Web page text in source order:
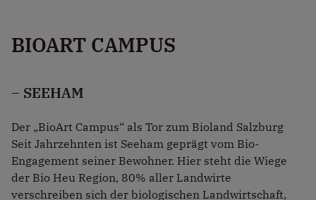
BIOART CAMPUS
– SEEHAM
Der „BioArt Campus“ als Tor zum Bioland Salzburg
Seit Jahrzehnten ist Seeham geprägt vom Bio-
Engagement seiner Bewohner. Hier steht die Wiege
der Bio Heu Region, 80% aller Landwirte
verschreiben sich der biologischen Landwirtschaft,